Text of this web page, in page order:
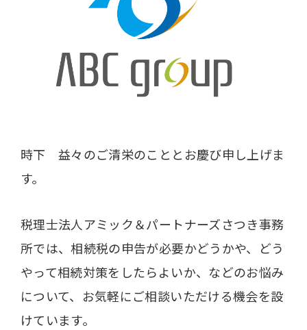
時下 益々のご清栄のこととお慶び申し上げま
す。
税理士法人アミック＆パートナーズさつき事務
所では、相続税の申告が必要かどうかや、どう
やって相続対策をしたらよいか、などのお悩み
について、お気軽にご相談いただける機会を設
けています。